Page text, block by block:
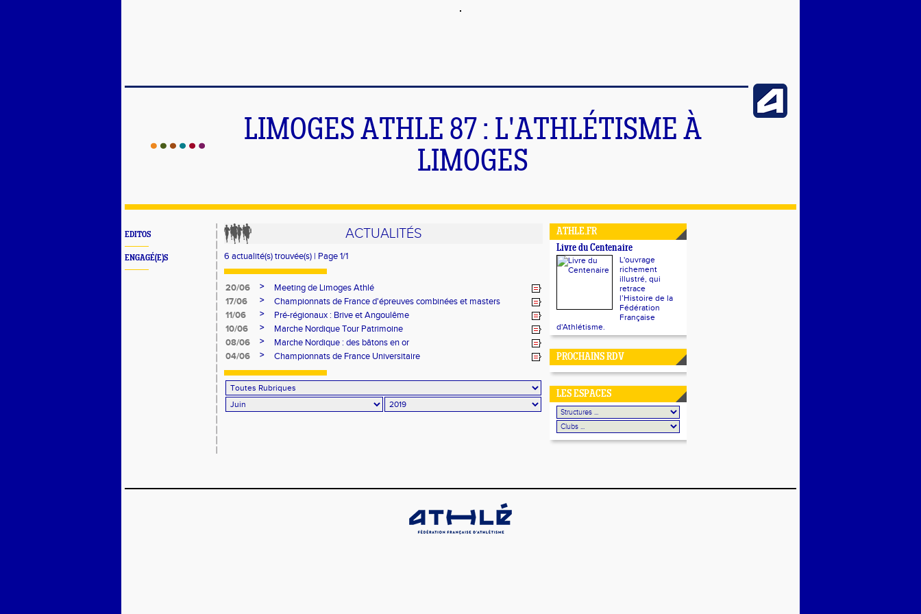
LIMOGES ATHLE 87 : L'ATHLÉTISME À
LIMOGES
EDITOS
ENGAGÉ(E)S
ACTUALITÉS
6 actualité(s) trouvée(s) | Page 1/1
20/06 >
Meeting de Limoges Athlé
17/06
>
Championnats de France d'épreuves combinées et masters
11/06
>
Pré-régionaux : Brive et Angoulême
10/06
>
Marche Nordique Tour Patrimoine
08/06
>
Marche Nordique : des bâtons en or
04/06
> Championnats de France Universitaire
ATHLE.FR
Livre du Centenaire
L'ouvrage
richement
illustré, qui
retrace
l’Histoire de la
Fédération
Française
d'Athlétisme.
PROCHAINS RDV
LES ESPACES